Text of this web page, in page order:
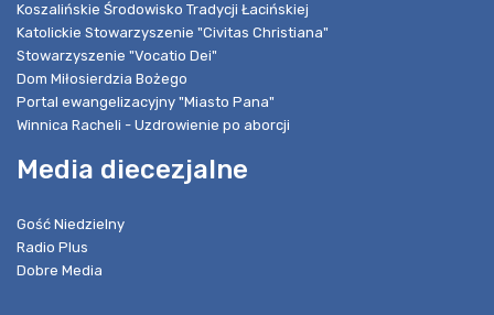
Koszalińskie Środowisko Tradycji Łacińskiej
Katolickie Stowarzyszenie "Civitas Christiana"
Stowarzyszenie "Vocatio Dei"
Dom Miłosierdzia Bożego
Portal ewangelizacyjny "Miasto Pana"
Winnica Racheli - Uzdrowienie po aborcji
Media diecezjalne
Gość Niedzielny
Radio Plus
Dobre Media